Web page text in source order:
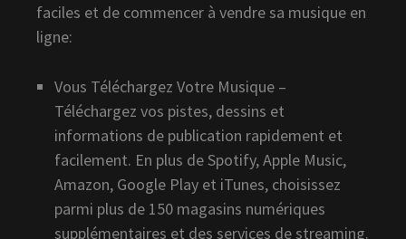
faciles et de commencer à vendre sa musique en
ligne:
Vous Téléchargez Votre Musique –
Téléchargez vos pistes, dessins et
informations de publication rapidement et
facilement. En plus de Spotify, Apple Music,
Amazon, Google Play et iTunes, choisissez
parmi plus de 150 magasins numériques
supplémentaires et des services de streaming.